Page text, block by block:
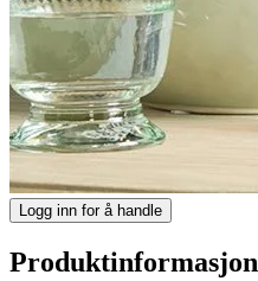
Logg inn for å handle
Produktinformasjon